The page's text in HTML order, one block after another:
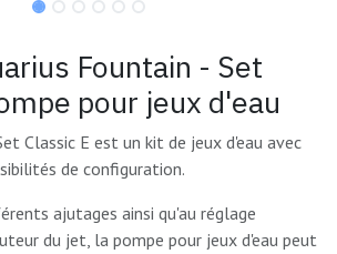
Fountain - Set
pour jeux d'eau
Classic E est un kit de jeux d'eau avec
de configuration.
ajutages ainsi qu'au réglage
du jet, la pompe pour jeux d'eau peut